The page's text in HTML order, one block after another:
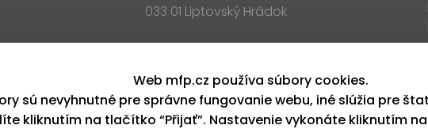
033 01 Liptovský Hrádok
Otváracia doba
Web mfp.cz používa súbory cookies.
sú nevyhnutné pre správne fungovanie webu, iné slúžia pre
kliknutím na tlačítko “Přijať”. Nastavenie vykonáte kliknutím